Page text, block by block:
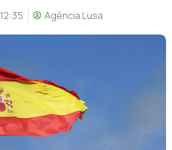
12:35 Agência Lusa